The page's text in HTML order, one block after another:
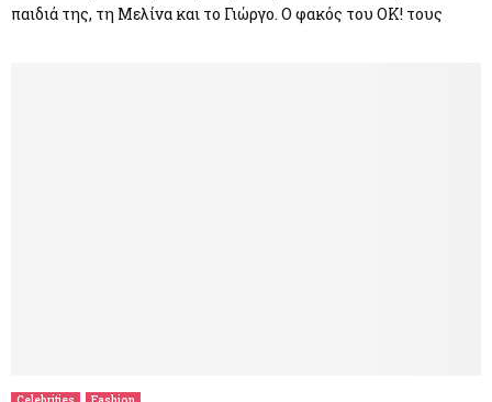
παιδιά της, τη Μελίνα και το Γιώργο. Ο φακός του ΟΚ! τους